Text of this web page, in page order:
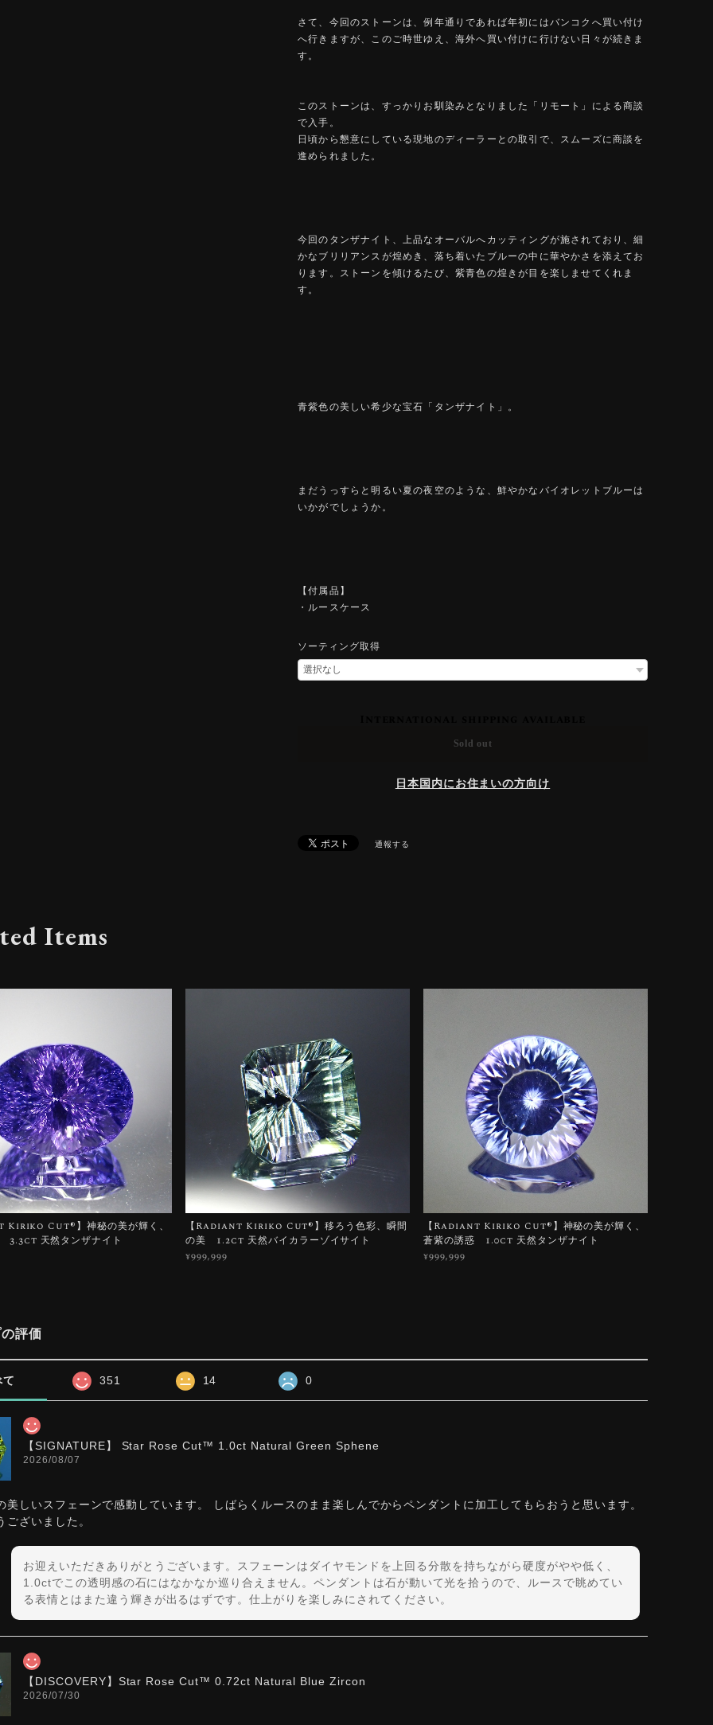
さて、今回のストーンは、例年通りであれば年初にはバンコクへ買い付け
へ行きますが、このご時世ゆえ、海外へ買い付けに行けない日々が続きま
す。
このストーンは、すっかりお馴染みとなりました「リモート」による商談
で入手。
日頃から懇意にしている現地のディーラーとの取引で、スムーズに商談を
進められました。
今回のタンザナイト、上品なオーバルへカッティングが施されており、細
かなブリリアンスが煌めき、落ち着いたブルーの中に華やかさを添えてお
ります。ストーンを傾けるたび、紫青色の煌きが目を楽しませてくれま
す。
青紫色の美しい希少な宝石「タンザナイト」。
まだうっすらと明るい夏の夜空のような、鮮やかなバイオレットブルーは
いかがでしょうか。
【付属品】
・ルースケース
ソーティング取得
Sold out
日本国内にお住まいの方向け
通報する
Items
Cut®︎】神秘の美が輝く、
3.3ct 天然タンザナイト
【Radiant Kiriko Cut®︎】移ろう色彩、瞬間
の美 1.2ct 天然バイカラーゾイサイト
¥999,999
【Radiant Kiriko Cut®︎】神秘の美が輝く、
蒼紫の誘惑 1.0ct 天然タンザナイト
¥999,999
評価
て 351 14 0
【SIGNATURE】 Star Rose Cut™️ 1.0ct Natural Green Sphene
2026/08/07
美しいスフェーンで感動しています。 しばらくルースのまま楽しんでからペンダントに加工してもらおうと思います。
ございました。
お迎えいただきありがとうございます。スフェーンはダイヤモンドを上回る分散を持ちながら硬度がやや低く、
1.0ctでこの透明感の石にはなかなか巡り合えません。ペンダントは石が動いて光を拾うので、ルースで眺めてい
る表情とはまた違う輝きが出るはずです。仕上がりを楽しみにされてください。
【DISCOVERY】Star Rose Cut™️ 0.72ct Natural Blue Zircon
2026/07/30